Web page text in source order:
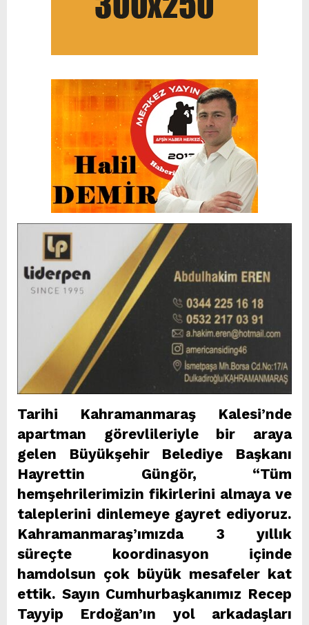
Tarihi Kahramanmaraş Kalesi’nde
apartman görevlileriyle bir araya
gelen Büyükşehir Belediye Başkanı
Hayrettin Güngör, “Tüm
hemşehrilerimizin fikirlerini almaya ve
taleplerini dinlemeye gayret ediyoruz.
Kahramanmaraş’ımızda 3 yıllık
süreçte koordinasyon içinde
hamdolsun çok büyük mesafeler kat
ettik. Sayın Cumhurbaşkanımız Recep
Tayyip Erdoğan’ın yol arkadaşları